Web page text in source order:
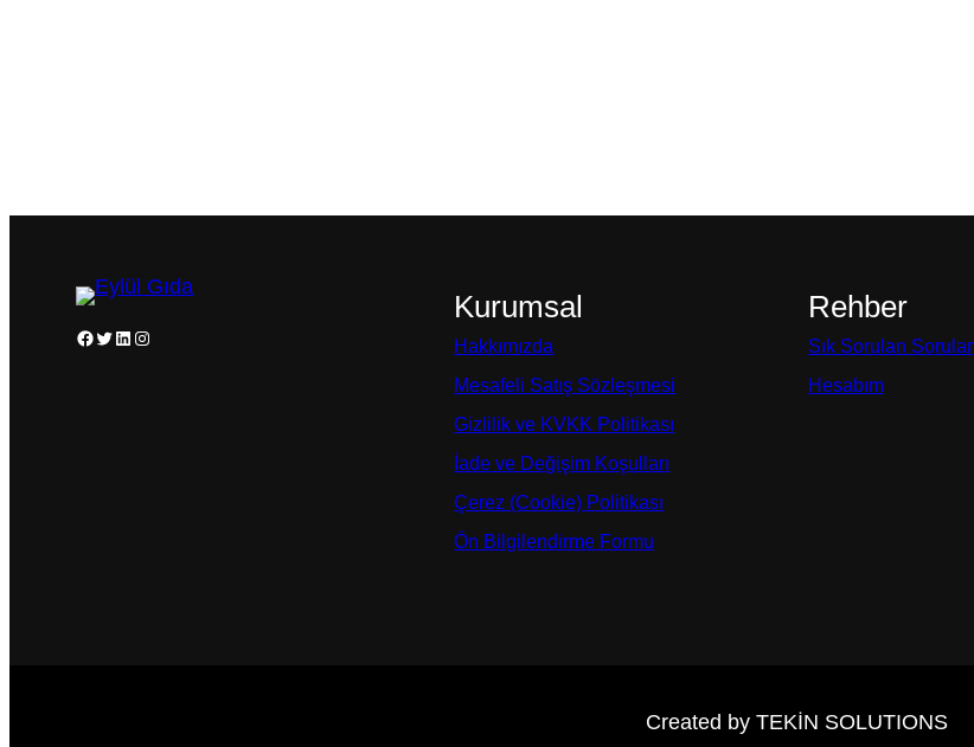
Facebook Twitter LinkedIn Instagram
Kurumsal
Hakkımızda
Mesafeli Satış Sözleşmesi
Gizlilik ve KVKK Politikası
İade ve Değişim Koşulları
Çerez (Cookie) Politikası
Ön Bilgilendirme Formu
Rehber
Sık Sorulan Sorular
Hesabım
Created by TEKİN SOLUTIONS